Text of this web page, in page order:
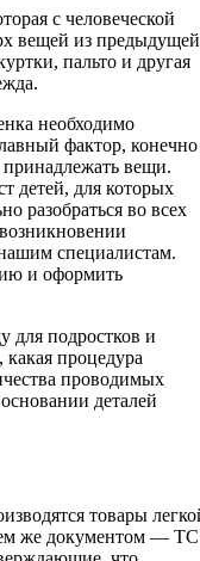
с человеческой
вещей из предыдущей
пальто и другая
необходимо
фактор, конечно
принадлежать вещи.
детей, для которых
разобраться во всех
специалистам.
и оформить
для подростков и
какая процедура
проводимых
деталей
товары
же документом — ТС